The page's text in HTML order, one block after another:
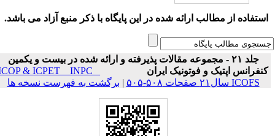
استفاده از مطالب ارائه شده در این پایگاه با ذکر منبع آزاد می باشد.
جلد ۲۱ - مجموعه مقالات پذیرفته و ارائه شده در بیست و یکمین
کنفرانس اپتیک و فوتونیک ایران
ICOP & ICPET _ INPC _
ICOFS سال۲۱ صفحات ۵۰۸-۵۰۵
|برگشت به فهرست نسخه ها